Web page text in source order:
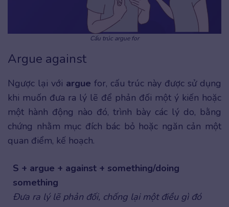
Cấu trúc argue for
Argue against
Ngược lại với argue for, cấu trúc này được sử dụng
khi muốn đưa ra lý lẽ để phản đối một ý kiến hoặc
một hành động nào đó, trình bày các lý do, bằng
chứng nhằm mục đích bác bỏ hoặc ngăn cản một
quan điểm, kế hoạch.
S + argue + against + something/doing
something
Đưa ra lý lẽ phản đối, chống lại một điều gì đó